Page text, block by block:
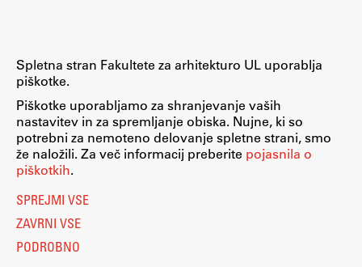
Spletna stran Fakultete za arhitekturo UL uporablja
piškotke.
Piškotke uporabljamo za shranjevanje vaših
nastavitev in za spremljanje obiska. Nujne, ki so
potrebni za nemoteno delovanje spletne strani, smo
že naložili. Za več informacij preberite pojasnila o
piškotkih.
SPREJMI VSE
ZAVRNI VSE
PODROBNO